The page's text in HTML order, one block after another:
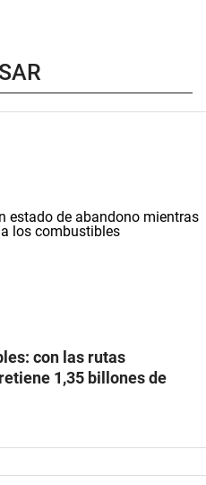
con las rutas
1,35 billones de